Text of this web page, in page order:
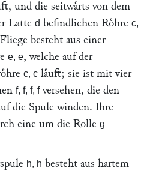
und die seitwaͤrts von dem
Latte d befindlichen Roͤhre c,
besteht aus einer
e, e, welche auf der
c, c laͤuft; sie ist mit vier
f, f, f, fversehen, die den
die Spule winden. Ihre
eine um die Rolle g
h, h besteht aus hartem